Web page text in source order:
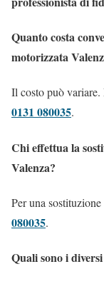
Quanto costa
motorizzata
Il costo può
0131 080035.
Chi effettua la
Valenza?
Per una
080035.
Quali sono i